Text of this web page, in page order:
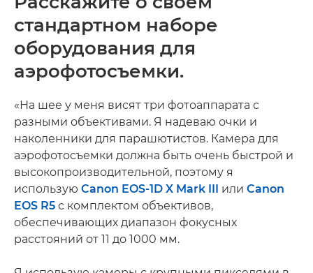
стандартном наборе
оборудования для
аэрофотосъемки.
«На шее у меня висят три фотоаппарата с
разными объективами. Я надеваю очки и
наколенники для парашютистов. Камера для
аэрофотосъемки должна быть очень быстрой и
высокопроизводительной, поэтому я
использую Canon EOS-1D X Mark III или Canon
EOS R5 с комплектом объективов,
обеспечивающих диапазон фокусных
расстояний от 11 до 1000 мм.